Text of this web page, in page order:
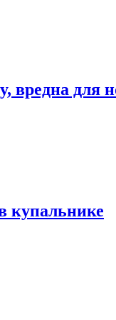
вредна для
купальнике